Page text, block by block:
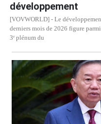
développement
[VOVWORLD] - Le
derniers mois de 2026 figure
3ᵉ plénum du